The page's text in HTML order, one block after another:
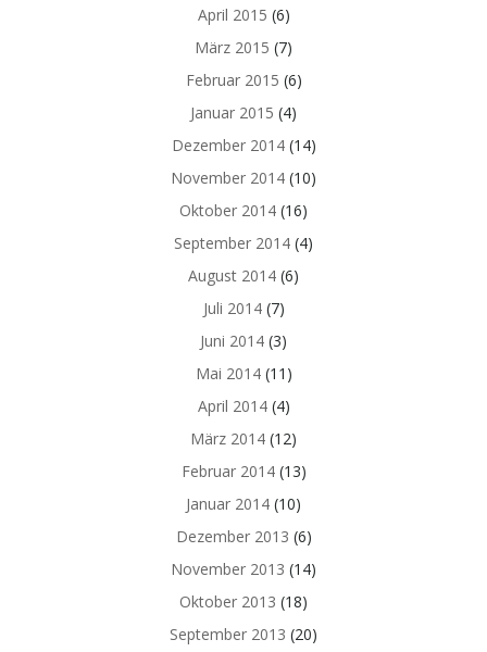
April 2015 (6)
März 2015 (7)
Februar 2015 (6)
Januar 2015 (4)
Dezember 2014(14)
November 2014 (10)
Oktober 2014 (16)
September 2014 (4)
August 2014 (6)
Juli 2014(7)
Juni 2014 (3)
Mai 2014(11)
April 2014(4)
März 2014 (12)
Februar 2014(13)
Januar 2014 (10)
Dezember 2013 (6)
November 2013 (14)
Oktober 2013 (18)
September 2013 (20)